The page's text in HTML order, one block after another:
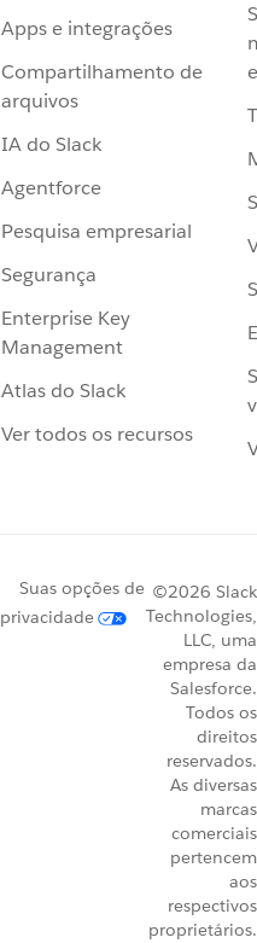
Apps e integrações
Compartilhamento de
arquivos
IA do Slack
Agentforce
Pesquisa empresarial
Segurança
Enterprise Key
Management
Atlas do Slack
Ver todos os recursos
Suas opções de
privacidade
©2026 Slack
Technologies,
LLC, uma
empresa da
Salesforce.
Todos os
direitos
reservados.
As diversas
marcas
comerciais
pertencem
aos
respectivos
proprietários.